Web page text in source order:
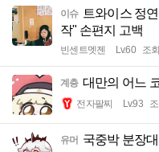
이슈
트와이스 정
작" 손편지 고백
빈센트멧젠 Lv.60 조
계층 대만의 어느
전자팔찌 Lv.93
유머 국중박 분장